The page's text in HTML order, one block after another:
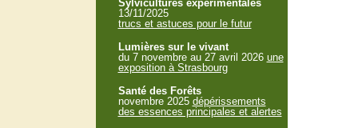
Sylvicultures expérimentales
13/11/2025
trucs et astuces pour le futur
Lumières sur le vivant
du 7 novembre au 27 avril 2026 une
exposition à Strasbourg
Santé des Forêts
novembre 2025 dépérissements
des essences principales et alertes